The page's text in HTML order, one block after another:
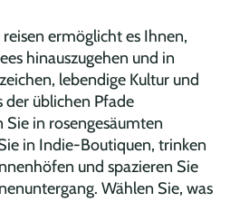
ermöglicht es Ihnen,
hinauszugehen und in
lebendige Kultur und
der üblichen Pfade
Sie in rosen­gesäumten
in Indie-Boutiquen, trinken
und spazieren Sie
Wählen Sie, was